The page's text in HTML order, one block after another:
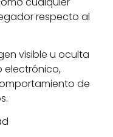
respecto al
visible u oculta
electrónico,
de